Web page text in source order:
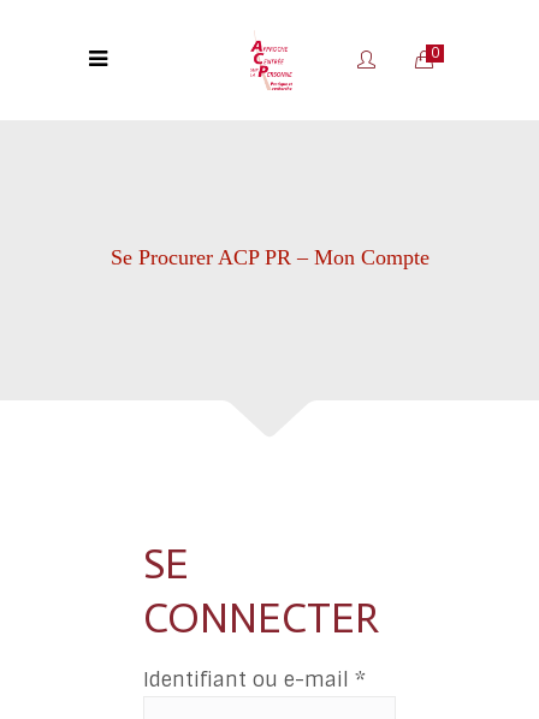
0
Se Procurer ACP PR – Mon Compte
SE
CONNECTER
Identifiant ou e-mail *Obligatoire